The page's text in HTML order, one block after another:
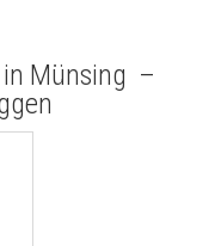
in Münsing –